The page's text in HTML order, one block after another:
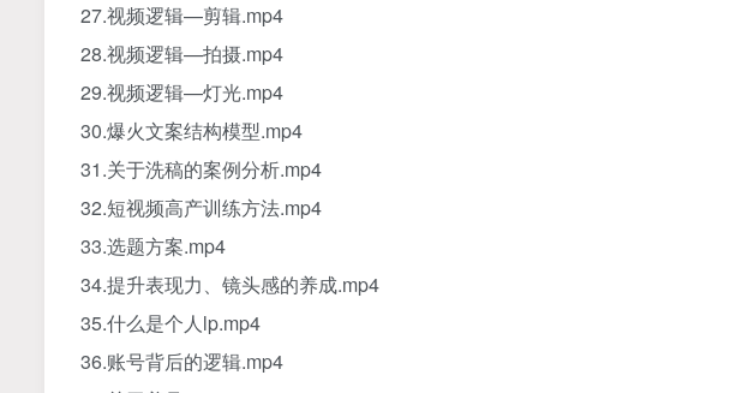
27.视频逻辑—剪辑.mp4
28.视频逻辑—拍摄.mp4
29.视频逻辑—灯光.mp4
30.爆火文案结构模型.mp4
31.关于洗稿的案例分析.mp4
32.短视频高产训练方法.mp4
33.选题方案.mp4
34.提升表现力、镜头感的养成.mp4
35.什么是个人lp.mp4
36.账号背后的逻辑.mp4